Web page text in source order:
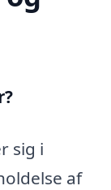
sig i
af